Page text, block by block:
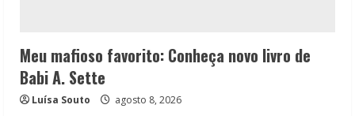
Meu mafioso favorito: Conheça novo livro de
Babi A. Sette
Luísa Souto agosto 8, 2026